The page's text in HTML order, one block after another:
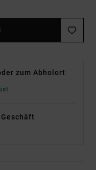
zum Abholort